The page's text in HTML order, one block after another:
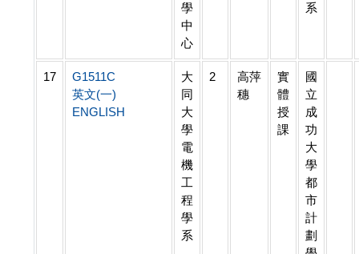
學
中
心
系
17
G1511C
英文(一)
ENGLISH
大
同
大
學
電
機
工
程
學
系
2
高萍
穗
實
體
授
課
國
立
成
功
大
學
都
市
計
劃